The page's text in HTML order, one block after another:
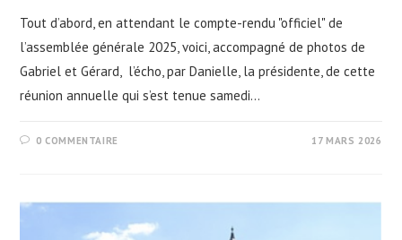
Tout d’abord, en attendant le compte-rendu "officiel" de
l’assemblée générale 2025, voici, accompagné de photos de
Gabriel et Gérard, l’écho, par Danielle, la présidente, de cette
réunion annuelle qui s’est tenue samedi…
0 COMMENTAIRE 17 MARS 2026